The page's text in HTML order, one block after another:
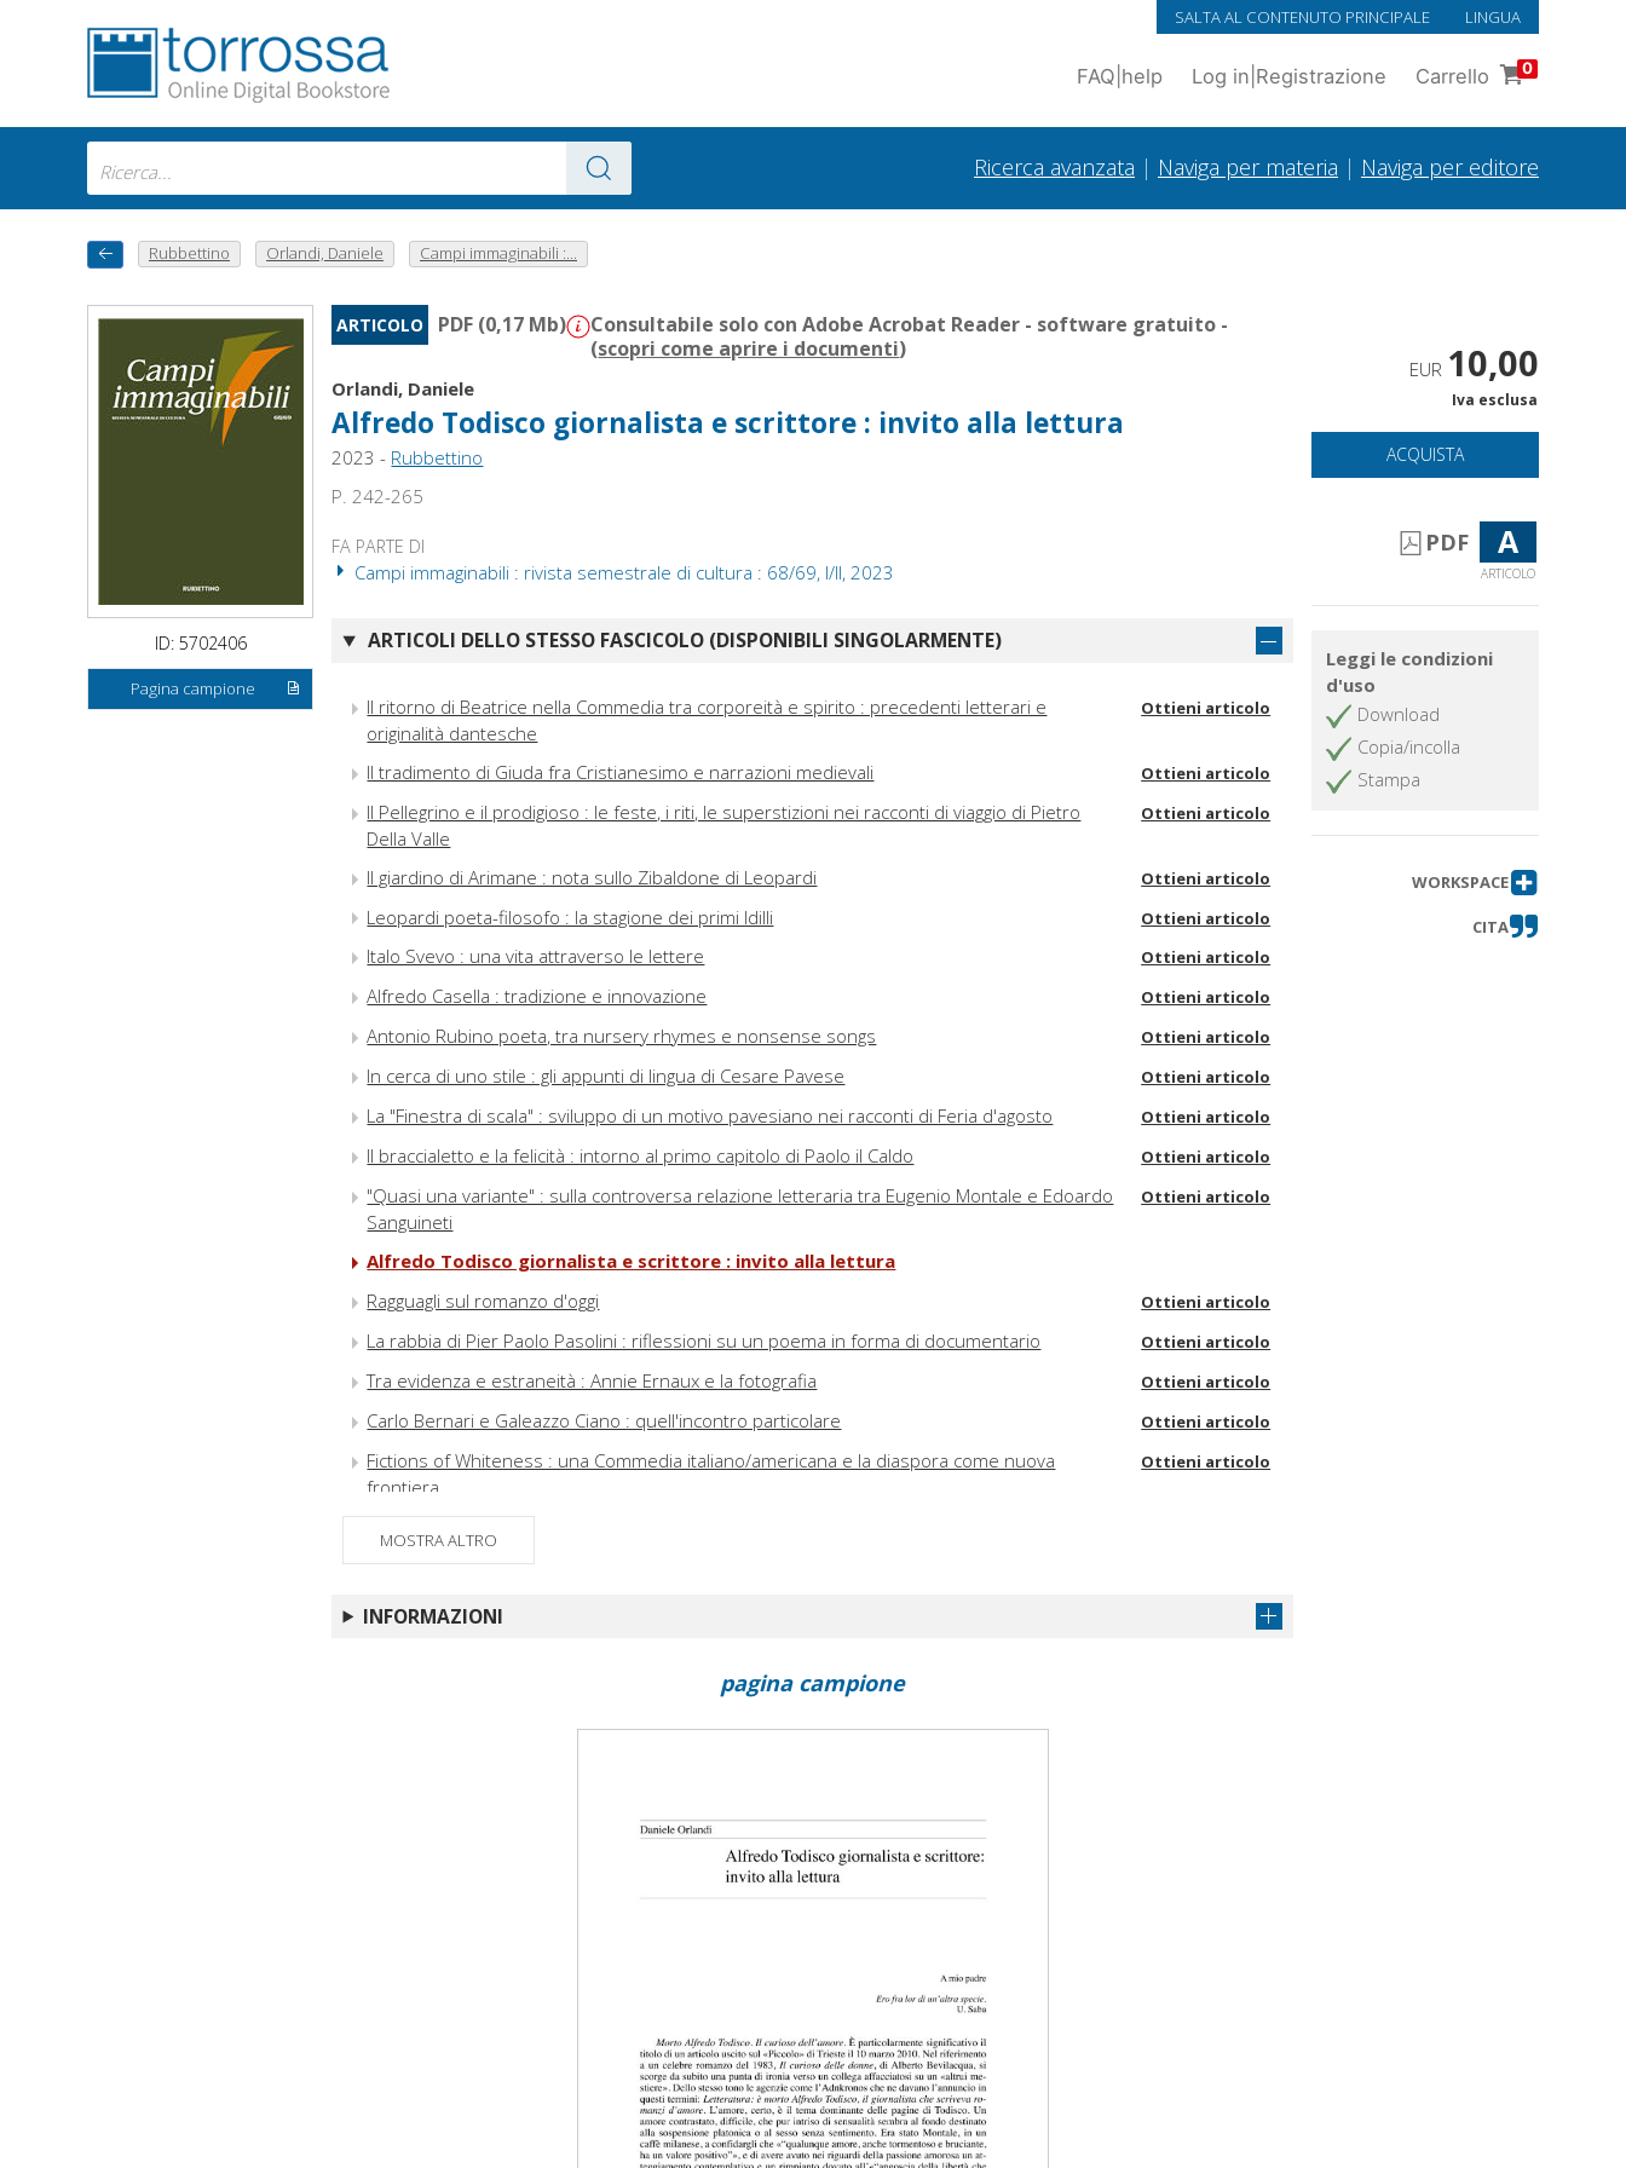
SALTA AL CONTENUTO PRINCIPALE LINGUA
FAQ help Log in Registrazione Carrello 0
Ricerca avanzata | Naviga per materia | Naviga per editore
Rubbettino Orlandi, Daniele Campi immaginabili :...
ID: 5702406
Pagina campione
ARTICOLO PDF (0,17 Mb)
Consultabile solo con Adobe Acrobat Reader - software gratuito -
(scopri come aprire i documenti)
Orlandi, Daniele
Alfredo Todisco giornalista e scrittore : invito alla lettura
2023 - Rubbettino
P. 242-265
FA PARTE DI
Campi immaginabili : rivista semestrale di cultura : 68/69, I/II, 2023
ARTICOLI DELLO STESSO FASCICOLO (DISPONIBILI SINGOLARMENTE)
Il ritorno di Beatrice nella Commedia tra corporeità e spirito : precedenti letterari e
originalità dantesche
Ottieni articolo
Il tradimento di Giuda fra Cristianesimo e narrazioni medievali Ottieni articolo
Il Pellegrino e il prodigioso : le feste, i riti, le superstizioni nei racconti di viaggio di Pietro
Della Valle
Ottieni articolo
Il giardino di Arimane : nota sullo Zibaldone di Leopardi Ottieni articolo
Leopardi poeta-filosofo : la stagione dei primi Idilli Ottieni articolo
Italo Svevo : una vita attraverso le lettere Ottieni articolo
Alfredo Casella : tradizione e innovazione Ottieni articolo
Antonio Rubino poeta, tra nursery rhymes e nonsense songs Ottieni articolo
In cerca di uno stile : gli appunti di lingua di Cesare Pavese Ottieni articolo
La "Finestra di scala" : sviluppo di un motivo pavesiano nei racconti di Feria d'agosto Ottieni articolo
Il braccialetto e la felicità : intorno al primo capitolo di Paolo il Caldo Ottieni articolo
"Quasi una variante" : sulla controversa relazione letteraria tra Eugenio Montale e Edoardo
Sanguineti
Ottieni articolo
Alfredo Todisco giornalista e scrittore : invito alla lettura
Ragguagli sul romanzo d'oggi
Ottieni articolo
La rabbia di Pier Paolo Pasolini : riflessioni su un poema in forma di documentario Ottieni articolo
Tra evidenza e estraneità : Annie Ernaux e la fotografia Ottieni articolo
Carlo Bernari e Galeazzo Ciano : quell'incontro particolare Ottieni articolo
Fictions of Whiteness : una Commedia italiano/americana e la diaspora come nuova
frontiera
Ottieni articolo
Angeles di John Fante
La diaspora italiana e il romanzo storico : The Good Left Undone di Adriana Trigiani Ottieni articolo
Chimeriche apparizioni : sulla capra, ovvero sullo sguardo ‘in tralice' verso un Altrove
"Pulchriora latent" : in memoria di Rocco Carbone : Trenodia con citazioni da Rainer Maria
MOSTRA ALTRO
INFORMAZIONI
EUR 10,00
Iva esclusa
ACQUISTA
PDF A
ARTICOLO
Leggi le condizioni
d'uso
Download
Copia/incolla
Stampa
WORKSPACE
CITA
pagina campione